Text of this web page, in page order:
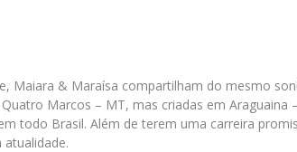
Maiara & Maraísa compartilham do mesmo
Marcos – MT, mas criadas em Araguaina
todo Brasil. Além de terem uma carreira